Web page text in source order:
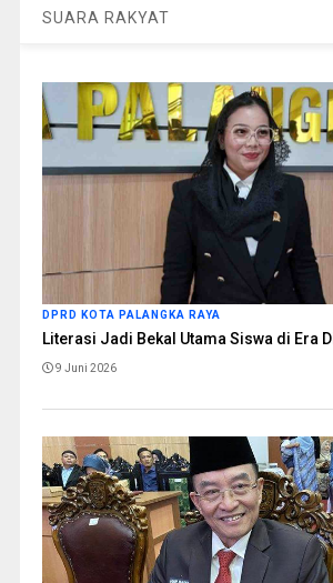
SUARA RAKYAT
DPRD KOTA PALANGKA RAYA
Literasi Jadi Bekal Utama Siswa di Era
9 Juni 2026